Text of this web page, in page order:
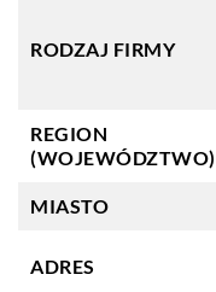
RODZAJ FIRMY
REGION
(WOJEWÓDZTWO)
MIASTO
ADRES